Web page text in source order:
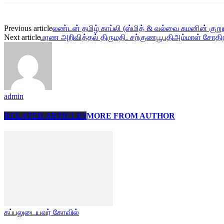
Previous articleலண்டன் தமிழ் காப்லி (ஸ்மித் & வல்வை சுமனின்
Next articleமரண அறிவித்தல் திருமதி. சற்குணபூபதிஅம்மாள்
admin
RELATED ARTICLESMORE FROM AUTHOR
கப்பலுடையவர் கோவில்